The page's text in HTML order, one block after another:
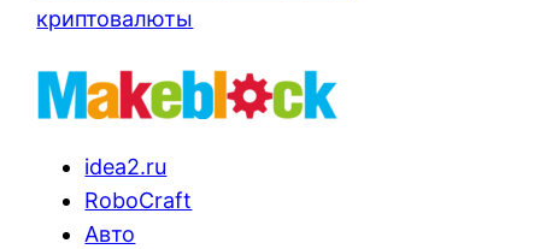
криптовалюты
idea2.ru
RoboCraft
Авто